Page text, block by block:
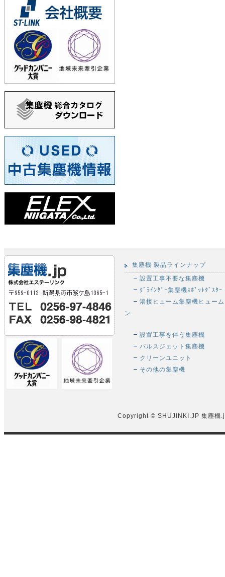
集塵機 製品ラインナップ
設置工事不要な集塵機
ｸﾞﾗｲﾝﾀﾞｰ集塵機ｽﾎﾟｯﾄﾀﾞｽﾀｰ
溶接ヒューム集塵機ヒュー
ン
設置工事を伴う集塵機
パルスジェット集塵機
クリーンユニット
その他の集塵機
Copyright © SHUJINKI.JP 集塵機